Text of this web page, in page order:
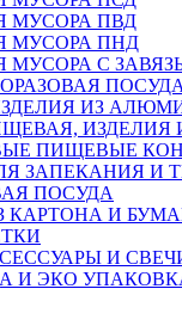
МУСОРА ПВД
МУСОРА ПНД
МУСОРА С
ИЗ
ИЗДЕЛИЯ
ПИЩЕВЫЕ
ЗАПЕКАНИЯ И
ПОСУДА
КАРТОНА И
И
И ЭКО